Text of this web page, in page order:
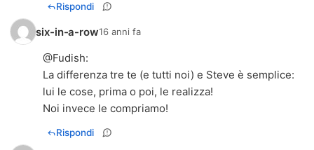
Rispondi
six-in-a-row16 anni fa
@Fudish:
La differenza tre te (e tutti noi) e Steve è semplice:
lui le cose, prima o poi, le realizza!
Noi invece le compriamo!
Rispondi